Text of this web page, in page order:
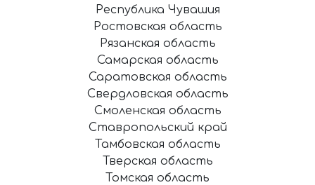
Республика Чувашия
Ростовская область
Рязанская область
Самарская область
Саратовская область
Свердловская область
Смоленская область
Ставропольский край
Тамбовская область
Тверская область
Томская область